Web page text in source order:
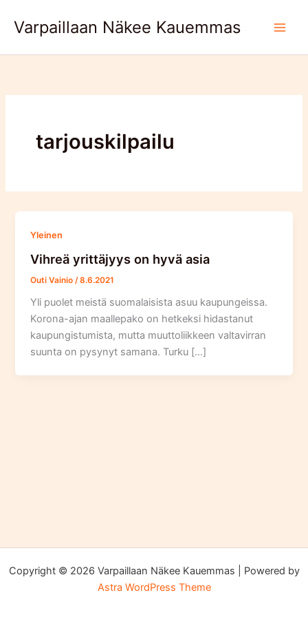
Varpaillaan Näkee Kauemmas
tarjouskilpailu
Yleinen
Vihreä yrittäjyys on hyvä asia
Outi Vainio /8.6.2021
Yli puolet meistä suomalaisista asuu kaupungeissa.
Korona-ajan maallepako on hetkeksi hidastanut
kaupungistumista, mutta muuttoliikkeen valtavirran
suunta on pysynyt samana. Turku […]
Copyright © 2026 Varpaillaan Näkee Kauemmas | Powered by
Astra WordPress Theme